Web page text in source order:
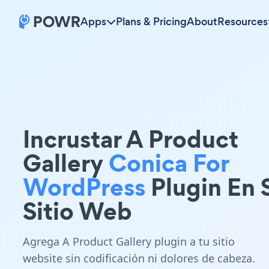
Apps Plans & PricingAboutResources
Incrustar A Product
GalleryConica For
WordPress Plugin En
Sitio Web
Agrega A Product Gallery plugin a tu sitio
website sin codificación ni dolores de cabeza.